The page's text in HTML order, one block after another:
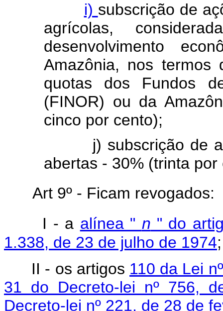
i) subscrição de
agrícolas,
desenvolvimento
Amazônia, nos termos
quotas dos Fundos
(FINOR) ou da
cinco por cento);
j) subscrição de
abertas - 30% (trinta por
Art 9º - Ficam revogados:
I - a alínea " n " do
1.338, de 23 de julho de 1974;
II - os artigos 110 da Lei
31 do Decreto-lei nº 756,
Decreto-lei nº 221, de 28 de